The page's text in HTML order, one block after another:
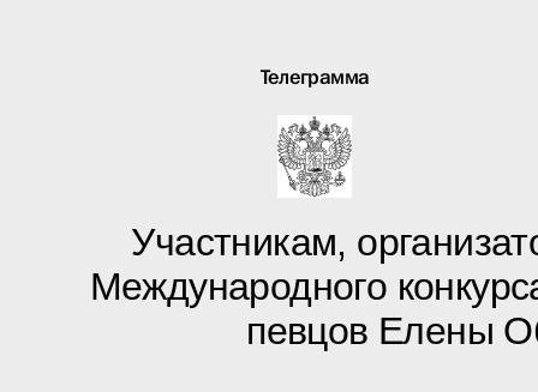
Телеграмма
Участникам,
Международного
певцов Елены